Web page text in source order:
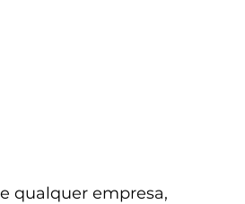
qualquer empresa,